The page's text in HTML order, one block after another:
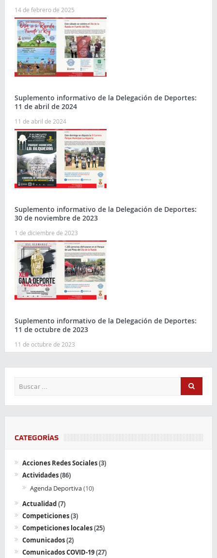
14 de febrero de 2025
Suplemento informativo de la Delegación de Deportes:
11 de abril de 2024
11 de abril de 2024
Suplemento informativo de la Delegación de Deportes:
30 de noviembre de 2023
1 de diciembre de 2023
Suplemento informativo de la Delegación de Deportes:
11 de octubre de 2023
11 de octubre de 2023
CATEGORÍAS
Acciones Redes Sociales(3)
Actividades(86)
Agenda Deportiva(10)
Actualidad(7)
Competiciones(3)
Competiciones locales(25)
Comunicados(2)
Comunicados COVID-19(27)